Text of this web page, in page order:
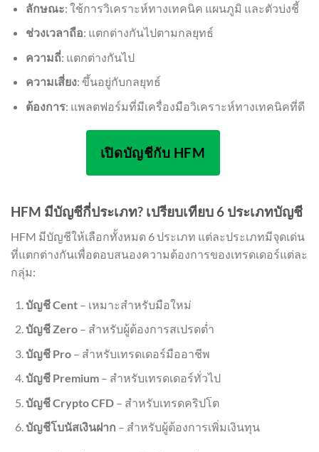
ลักษณะ: ใช้การวิเคราะห์ทางเทคนิค แผนภูมิ และตัวบ่งชี้
ช่วงเวลาถือ: แตกต่างกันไปตามกลยุทธ์
ความถี่: แตกต่างกันไป
ความเสี่ยง: ขึ้นอยู่กับกลยุทธ์
ต้องการ: แพลตฟอร์มที่มีเครื่องมือวิเคราะห์ทางเทคนิคที่ดี
เปิดบัญชีกับ HFM
HFM มีบัญชีกี่ประเภท? เปรียบเทียบ 6 ประเภทบัญชี
HFM มีบัญชีให้เลือกทั้งหมด 6 ประเภท แต่ละประเภทมีจุดเด่น
ที่แตกต่างกันเพื่อตอบสนองความต้องการของเทรดเดอร์แต่ละ
กลุ่ม:
บัญชี Cent– เหมาะสำหรับมือใหม่
บัญชี Zero– สำหรับผู้ต้องการสเปรดต่ำ
บัญชี Pro– สำหรับเทรดเดอร์มืออาชีพ
บัญชี Premium– สำหรับเทรดเดอร์ทั่วไป
บัญชี Crypto CFD– สำหรับเทรดคริปโต
บัญชีโบนัสเงินฝาก – สำหรับผู้ต้องการเพิ่มเงินทุน